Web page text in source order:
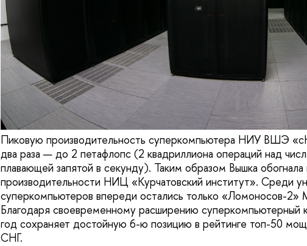
Пиковую производительность суперкомпьютера НИУ ВШЭ
два раза — до 2 петафлопс (2 квадриллиона операций над
плавающей запятой в секунду). Таким образом Вышка обогнала
производительности НИЦ «Курчатовский институт». Среди
суперкомпьютеров впереди остались только «Ломоносов-
Благодаря своевременному расширению суперкомпьютерный
год сохраняет достойную 6-ю позицию в рейтинге топ-50
СНГ.